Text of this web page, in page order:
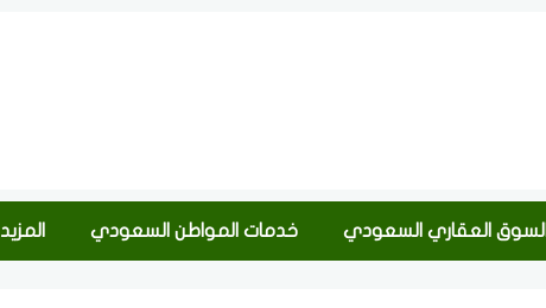
السوق العقاري السعودي خدمات المواطن السعودي المزيد